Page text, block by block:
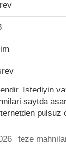
Istediyin
saytda
pulsuz
teze